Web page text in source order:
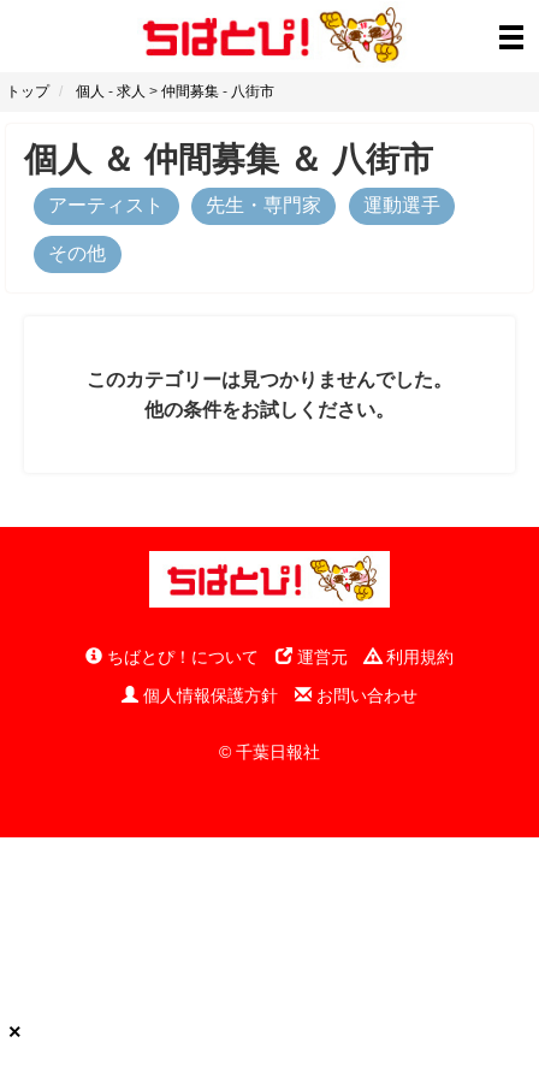
トップ 個人 - 求人 > 仲間募集 - 八街市
個人 ＆仲間募集 ＆ 八街市
アーティスト 先生・専門家 運動選手
その他
このカテゴリーは見つかりませんでした。
他の条件をお試しください。
ちばとぴ！について 運営元
利用規約
個人情報保護方針
お問い合わせ
© 千葉日報社
×